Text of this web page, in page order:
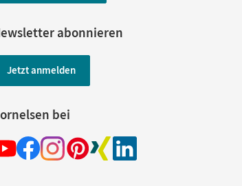
abonnieren
Jetzt anmelden
bei